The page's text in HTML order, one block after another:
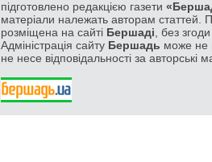
підготовлено редакцією газети
матеріали належать авторам статтей.
розміщена на сайті Бершаді , без
Адміністрація сайту Бершадь може не
не несе відповідальності за авторські